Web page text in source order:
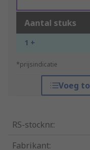
Aantal stuks
1 +
*prijsindicatie
Voeg
RS-stocknr.:
Fabrikant: